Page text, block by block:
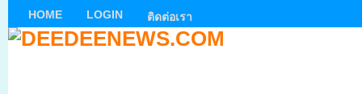
HOME LOGIN ติดต่อเรา